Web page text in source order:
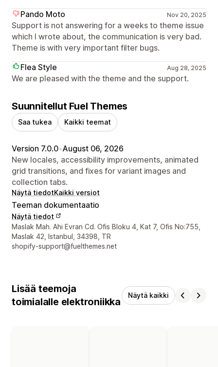
Pando Moto
Nov 20, 2025
Support is not answering for a weeks to theme issue
which I wrote about, the communication is very bad.
Theme is with very important filter bugs.
Flea Style
Aug 28, 2025
We are pleased with the theme and the support.
Suunnitellut Fuel Themes
Saa tukea Kaikki teemat
Version 7.0.0•August 06, 2026
New locales, accessibility improvements, animated
grid transitions, and fixes for variant images and
collection tabs.
Näytä tiedotKaikki versiot
Teeman dokumentaatio
Näytä tiedot
Suunnittelijan yhteystiedot
Maslak Mah. Ahi Evran Cd. Ofis Bloku 4, Kat 7, Ofis No:755,
Maslak 42, Istanbul, 34398, TR
shopify-support@fuelthemes.net
Lisää teemoja
toimialalle elektroniikka
Näytä kaikki